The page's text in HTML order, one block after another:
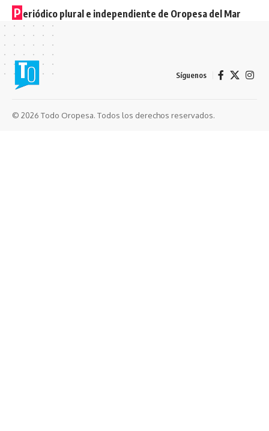
P eriódico plural e independiente de Oropesa del Mar
Síguenos
© 2026 Todo Oropesa. Todos los derechos reservados.